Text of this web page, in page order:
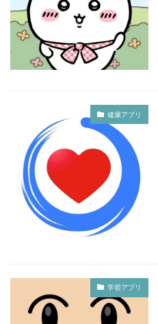
健康アプリ
学習アプリ